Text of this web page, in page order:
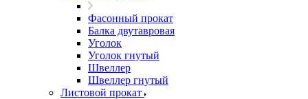
Фасонный прокат
Балка двутавровая
Уголок
Уголок гнутый
Швеллер
Швеллер гнутый
Листовой прокат